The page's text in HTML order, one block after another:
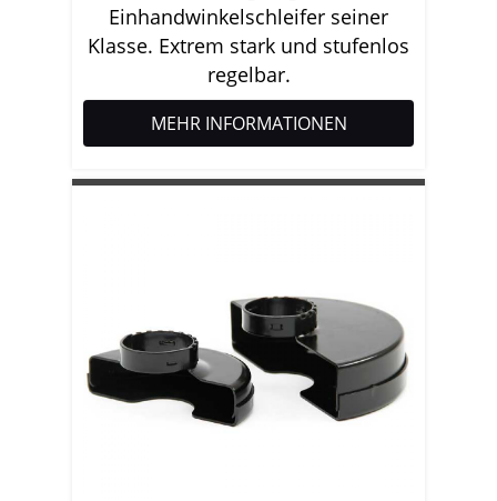
Einhandwinkelschleifer seiner
Klasse. Extrem stark und stufenlos
regelbar.
MEHR INFORMATIONEN